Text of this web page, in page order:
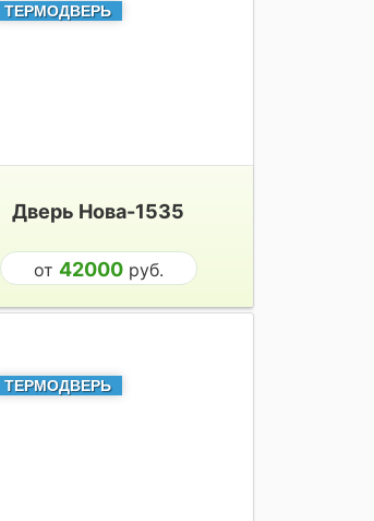
ТЕРМОДВЕРЬ
Дверь Нова-1535
от 42000руб.
ТЕРМОДВЕРЬ